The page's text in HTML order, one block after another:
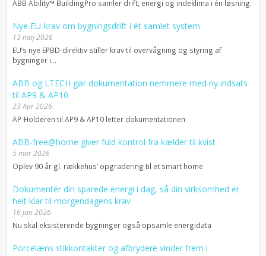
ABB Ability™ BuildingPro samler drift, energi og indeklima i én løsning.
Nye EU-krav om bygningsdrift i ét samlet system
13 maj 2026
EU’s nye EPBD-direktiv stiller krav til overvågning og styring af
bygninger i...
ABB og LTECH gør dokumentation nemmere med ny indsats
til AP9 & AP10
23 Apr 2026
AP-Holderen til AP9 & AP10 letter dokumentationen
ABB-free@home giver fuld kontrol fra kælder til kvist
5 mar 2026
Oplev 90 år gl. rækkehus’ opgradering til et smart home
Dokumentér din sparede energi i dag, så din virksomhed er
helt klar til morgendagens krav
16 jan 2026
Nu skal eksisterende bygninger også opsamle energidata
Porcelæns stikkontakter og afbrydere vinder frem i